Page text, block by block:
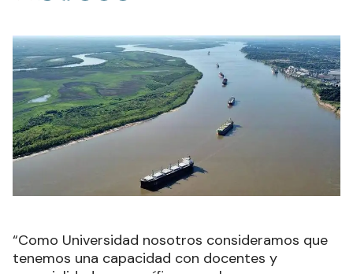
“Como Universidad nosotros consideramos que
tenemos una capacidad con docentes y